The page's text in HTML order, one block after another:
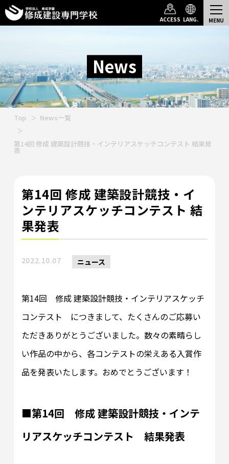
ACCESS LANG.
News
Top News一覧
第14回 修成 建築設計競技・インテリアスケッチコンテスト 結果発
表
第14回 修成 建築設計競技・イ
ンテリアスケッチコンテスト 結
果発表
2022.10.07 ニュース
第14回 修成 建築設計競技・インテリアスケッチ
コンテスト につきまして、たくさんのご応募い
ただきありがとうございました。数々の素晴らし
い作品の中から、各コンテストの栄えある入賞作
品を発表いたします。おめでとうございます！
■第14回 修成 建築設計競技・インテ
リアスケッチコンテスト 結果発表